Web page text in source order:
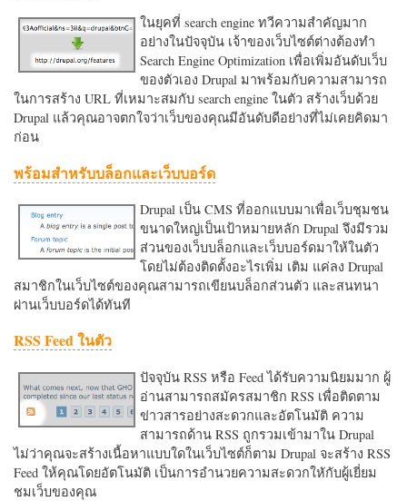
ในยุคที่ search engine ทวีความสำคัญมาก
อย่างในปัจจุบัน เจ้าของเว็บไซต์ต่างต้องทำ
Search Engine Optimization เพื่อเพิ่มอันดับเว็บ
ของตัวเอง Drupal มาพร้อมกับความสามารถ
ในการสร้าง URL ที่เหมาะสมกับ search engine ในตัว สร้างเว็บด้วย
Drupal แล้วคุณอาจตกใจว่าเว็บของคุณมีอันดับดีอย่างที่ไม่เคยคิดมา
ก่อน
พร้อมสำหรับบล็อกและเว็บบอร์ด
Drupal เป็น CMS ที่ออกแบบมาเพื่อเว็บชุมชน
ขนาดใหญ่เป็นเป้าหมายหลัก Drupal จึงมีรวม
ส่วนของเว็บบล็อกและเว็บบอร์ดมาให้ในตัว
โดยไม่ต้องติดตั้งอะไรเพิ่ม เติม แค่ลง Drupal
สมาชิกในเว็บไซต์ของคุณสามารถเขียนบล็อกส่วนตัว และสนทนา
ผ่านเว็บบอร์ดได้ทันที
RSS Feed ในตัว
ปัจจุบัน RSS หรือ Feed ได้รับความนิยมมาก ผู้
อ่านสามารถสมัครสมาชิก RSS เพื่อติดตาม
ข่าวสารอย่างสะดวกและอัตโนมัติ ความ
สามารถด้าน RSS ถูกรวมเข้ามาใน Drupal
ไม่ว่าคุณจะสร้างเนื้อหาแบบใดในเว็บไซต์ก็ตาม Drupal จะสร้าง RSS
Feed ให้คุณโดยอัตโนมัติ เป็นการอำนวยความสะดวกใหักับผู้เยี่ยม
ชมเว็บของคุณ